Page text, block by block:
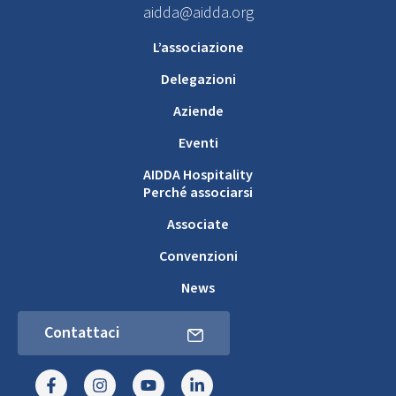
aidda@aidda.org
L’associazione
Delegazioni
Aziende
Eventi
AIDDA Hospitality
Perché associarsi
Associate
Convenzioni
News
Contattaci